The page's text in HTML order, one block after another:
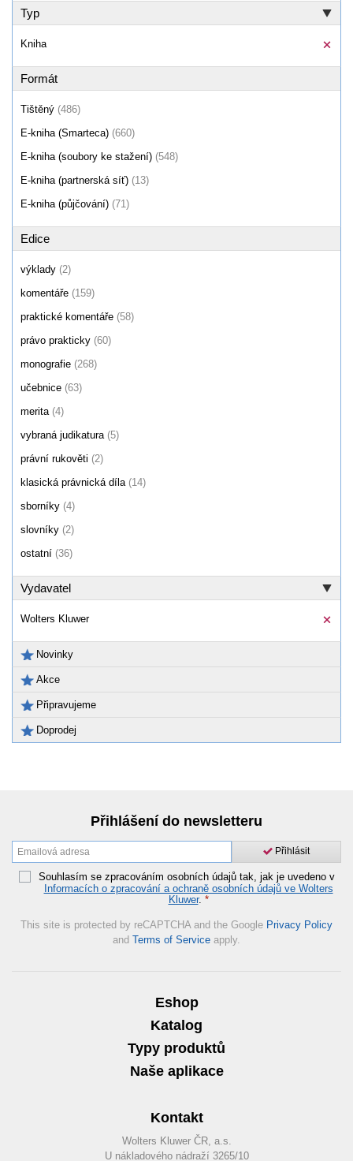
Typ
Kniha
Formát
Tištěný (486)
E-kniha (Smarteca) (660)
E-kniha (soubory ke stažení) (548)
E-kniha (partnerská síť) (13)
E-kniha (půjčování) (71)
Edice
výklady (2)
komentáře (159)
praktické komentáře (58)
právo prakticky (60)
monografie (268)
učebnice (63)
merita (4)
vybraná judikatura (5)
právní rukověti (2)
klasická právnická díla (14)
sborníky (4)
slovníky (2)
ostatní (36)
Vydavatel
Wolters Kluwer
Novinky
Akce
Připravujeme
Doprodej
Přihlášení do newsletteru
Přihlásit
Souhlasím se zpracováním osobních údajů tak, jak je uvedeno v
Informacích o zpracování a ochraně osobních údajů ve Wolters
Kluwer. *
This site is protected by reCAPTCHA and the Google Privacy Policy
and Terms of Service apply.
Eshop
Katalog
Typy produktů
Naše aplikace
Kontakt
Wolters Kluwer ČR, a.s.
U nákladového nádraží 3265/10